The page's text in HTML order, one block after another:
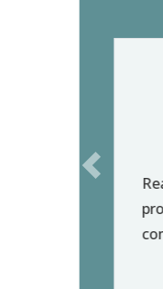
Previous